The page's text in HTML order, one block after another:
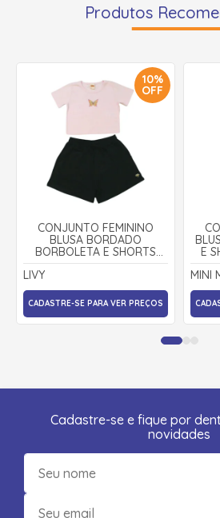
Produtos
10%
OFF
CONJUNTO FEMININO
BLUSA BORDADO
BORBOLETA E SHORTS
9283 - LIVY
LIVY
CADASTRE-SE PARA VER PREÇOS
E
MINI
Cadastre-se e fique por
novidades